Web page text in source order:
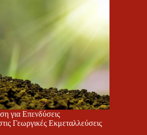
για Επενδύσεις
Γεωργικές Εκμεταλλεύσεις